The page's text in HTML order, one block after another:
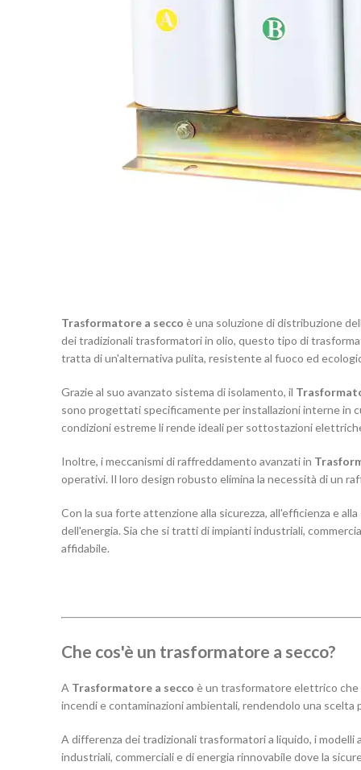
Trasformatore a secco è una soluzione di distribuzione
dei tradizionali trasformatori in olio, questo tipo di
tratta di un'alternativa pulita, resistente al fuoco ed
Grazie al suo avanzato sistema di isolamento, il
sono progettati specificamente per installazioni interne in
condizioni estreme li rende ideali per sottostazioni
Inoltre, i meccanismi di raffreddamento avanzati in
operativi. Il loro design robusto elimina la necessità di un
Con la sua forte attenzione alla sicurezza, all'efficienza e
dell'energia. Sia che si tratti di impianti industriali,
affidabile.
Che cos'è un trasformatore a secco?
A Trasformatore a secco è un trasformatore elettrico che
incendi e contaminazioni ambientali, rendendolo una
A differenza dei tradizionali trasformatori a liquido, i modelli
industriali, commerciali e di energia rinnovabile dove la